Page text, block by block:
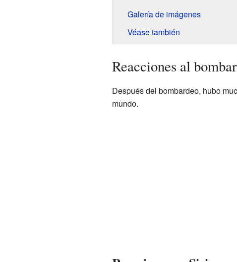
Galería de imágenes
Véase también
Reacciones al
Después del bombardeo, hubo
mundo.